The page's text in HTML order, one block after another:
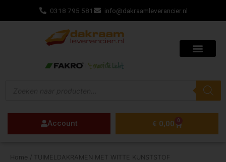
0318 795 581 info@dakraamleverancier.nl
Account € 0,00 0
Winkelwagen
Home /
TUIMELDAKRAMEN MET WITTE KUNSTSTOF